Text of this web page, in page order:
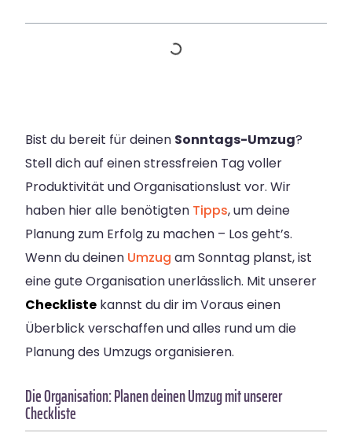
Bist du bereit für deinen Sonntags-Umzug?
Stell dich auf einen stressfreien Tag voller
Produktivität und Organisationslust vor. Wir
haben hier alle benötigten Tipps, um deine
Planung zum Erfolg zu machen – Los geht’s.
Wenn du deinen Umzug am Sonntag planst, ist
eine gute Organisation unerlässlich. Mit unserer
Checkliste kannst du dir im Voraus einen
Überblick verschaffen und alles rund um die
Planung des Umzugs organisieren.
Die Organisation: Planen deinen Umzug mit unserer
Checkliste